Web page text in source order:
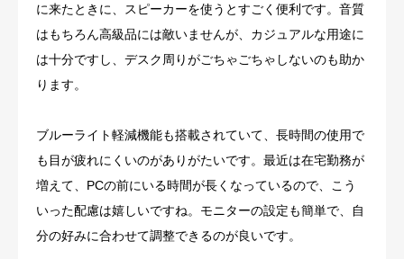
に来たときに、スピーカーを使うとすごく便利です。音質
はもちろん高級品には敵いませんが、カジュアルな用途に
は十分ですし、デスク周りがごちゃごちゃしないのも助か
ります。
ブルーライト軽減機能も搭載されていて、長時間の使用で
も目が疲れにくいのがありがたいです。最近は在宅勤務が
増えて、PCの前にいる時間が長くなっているので、こう
いった配慮は嬉しいですね。モニターの設定も簡単で、自
分の好みに合わせて調整できるのが良いです。